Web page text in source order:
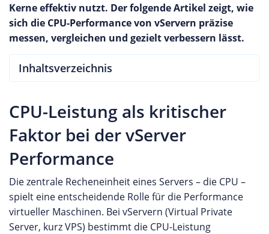
Kerne effektiv nutzt. Der folgende Artikel zeigt, wie
sich die CPU-Performance von vServern präzise
messen, vergleichen und gezielt verbessern lässt.
Inhaltsverzeichnis
CPU-Leistung als kritischer
Faktor bei der vServer
Performance
Die zentrale Recheneinheit eines Servers – die CPU –
spielt eine entscheidende Rolle für die Performance
virtueller Maschinen. Bei vServern (Virtual Private
Server, kurz VPS) bestimmt die CPU-Leistung